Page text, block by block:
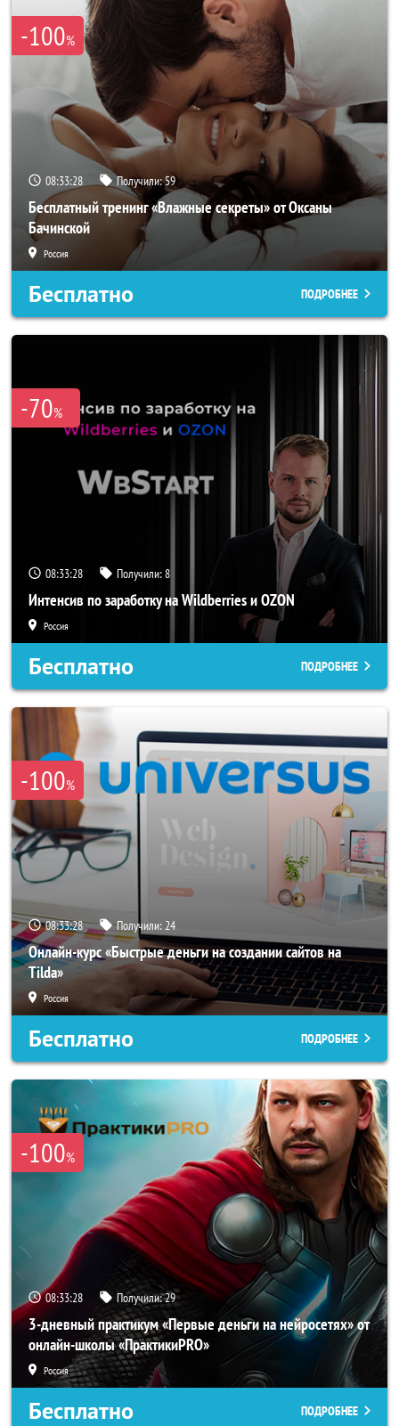
-100%
08:33:26 Получили:59
Бесплатный тренинг «Влажные секреты» от Оксаны
Бачинской
Россия
Бесплатно ПОДРОБНЕЕ
-70%
08:33:26 Получили:8
Интенсив по заработку на Wildberries и OZON
Россия
Бесплатно ПОДРОБНЕЕ
-100%
08:33:26 Получили:24
Онлайн-курс «Быстрые деньги на создании сайтов на
Tilda»
Россия
Бесплатно ПОДРОБНЕЕ
-100%
08:33:26 Получили:29
3-дневный практикум «Первые деньги на нейросетях» от
онлайн-школы «ПрактикиPRO»
Россия
Бесплатно ПОДРОБНЕЕ